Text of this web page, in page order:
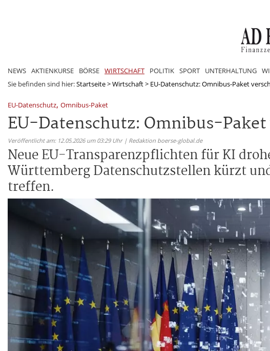
NEWS AKTIENKURSE BÖRSE WIRTSCHAFT POLITIK SPORT UNTERHALTUNG
Sie befinden sind hier:Startseite>Wirtschaft> EU-Datenschutz: Omnibus-Paket
EU-Datenschutz, Omnibus-Paket
EU-Datenschutz: Omnibus-
Veröffentlicht am: 12.05.2026 um 03:29 Uhr | Redaktion boerse-global.de
Neue EU-Transparenzpflichten für KI
Württemberg Datenschutzstellen kürzt
treffen.